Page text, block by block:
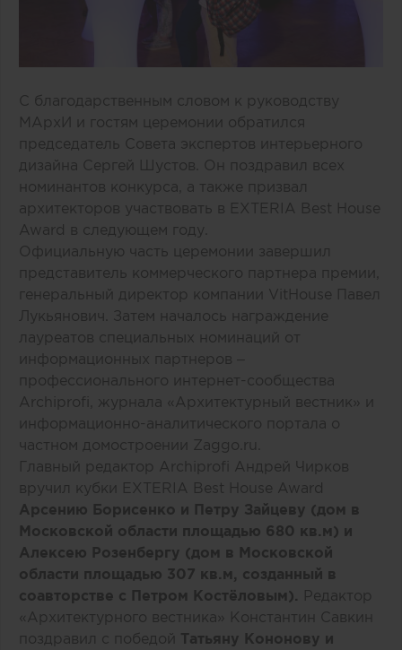
С благодарственным словом к руководству
МАрхИ и гостям церемонии обратился
председатель Совета экспертов интерьерного
дизайна Сергей Шустов. Он поздравил всех
номинантов конкурса, а также призвал
архитекторов участвовать в EXTERIA Best House
Award в следующем году.
Официальную часть церемонии завершил
представитель коммерческого партнера премии,
генеральный директор компании VitHouse Павел
Лукьянович. Затем началось награждение
лауреатов специальных номинаций от
информационных партнеров –
профессионального интернет-сообщества
Archiprofi, журнала «Архитектурный вестник» и
информационно-аналитического портала о
частном домостроении Zaggo.ru.
Главный редактор Archiprofi Андрей Чирков
вручил кубки EXTERIA Best House Award
Арсению Борисенко и Петру Зайцеву (дом в
Московской области площадью 680 кв.м) и
Алексею Розенбергу (дом в Московской
области площадью 307 кв.м, созданный в
соавторстве с Петром Костёловым).
Редактор
«Архитектурного вестника» Константин Савкин
поздравил с победой Татьяну Кононову и